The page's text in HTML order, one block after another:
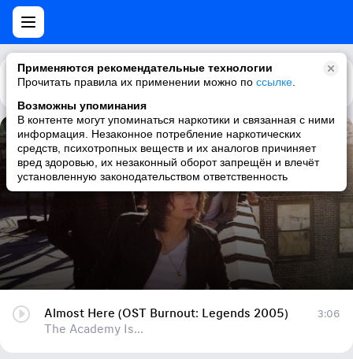
Применяются рекомендательные технологии
Прочитать правила их применении можно по ссылке
Возможны упоминания
В контенте могут упоминаться наркотики и связанная с ними
информация. Незаконное потребление наркотических
средств, психотропных веществ и их аналогов причиняет
вред здоровью, их незаконный оборот запрещён и влечёт
установленную законодательством ответственность
Каталог Рекомендации
Almost Here (OST Burnout: Legends 2005)
The Academy Is...
Almost Here (OST Burnout: Legends 2005)
The Academy Is...
3:06